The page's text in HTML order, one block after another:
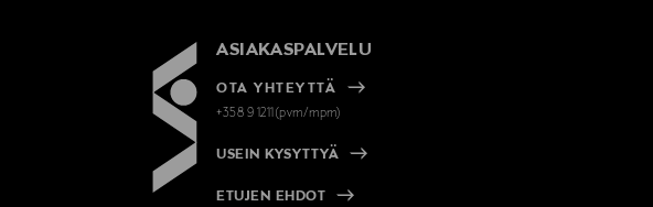
ASIAKASPALVELU
OTA YHTEYTTÄ
+358 9 1211(pvm/mpm)
USEIN KYSYTTYÄ
ETUJEN EHDOT